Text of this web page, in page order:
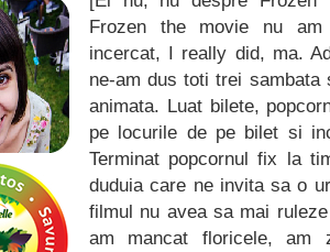
Frozen the movie nu
incercat, I really did, ma.
ne-am dus toti trei sambata
animata. Luat bilete,
pe locurile de pe bilet si
Terminat popcornul fix la
duduia care ne invita sa o
filmul nu avea sa mai
am mancat floricele, am